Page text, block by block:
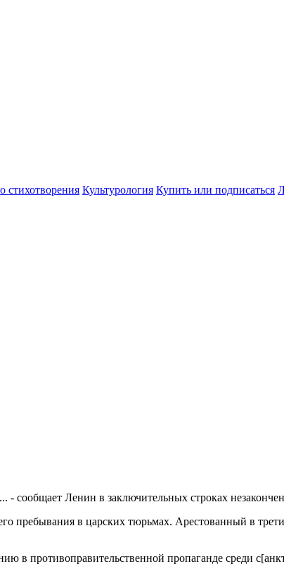
стихотворения Культурология Купить или подписаться
- сообщает Ленин в заключительных строках
пребывания в царских тюрьмах. Арестованный в
в противоправительственной пропаганде среди